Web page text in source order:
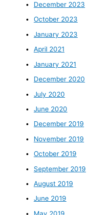
December 2023
October 2023
January 2023
April 2021
January 2021
December 2020
July 2020
June 2020
December 2019
November 2019
October 2019
September 2019
August 2019
June 2019
May 2019